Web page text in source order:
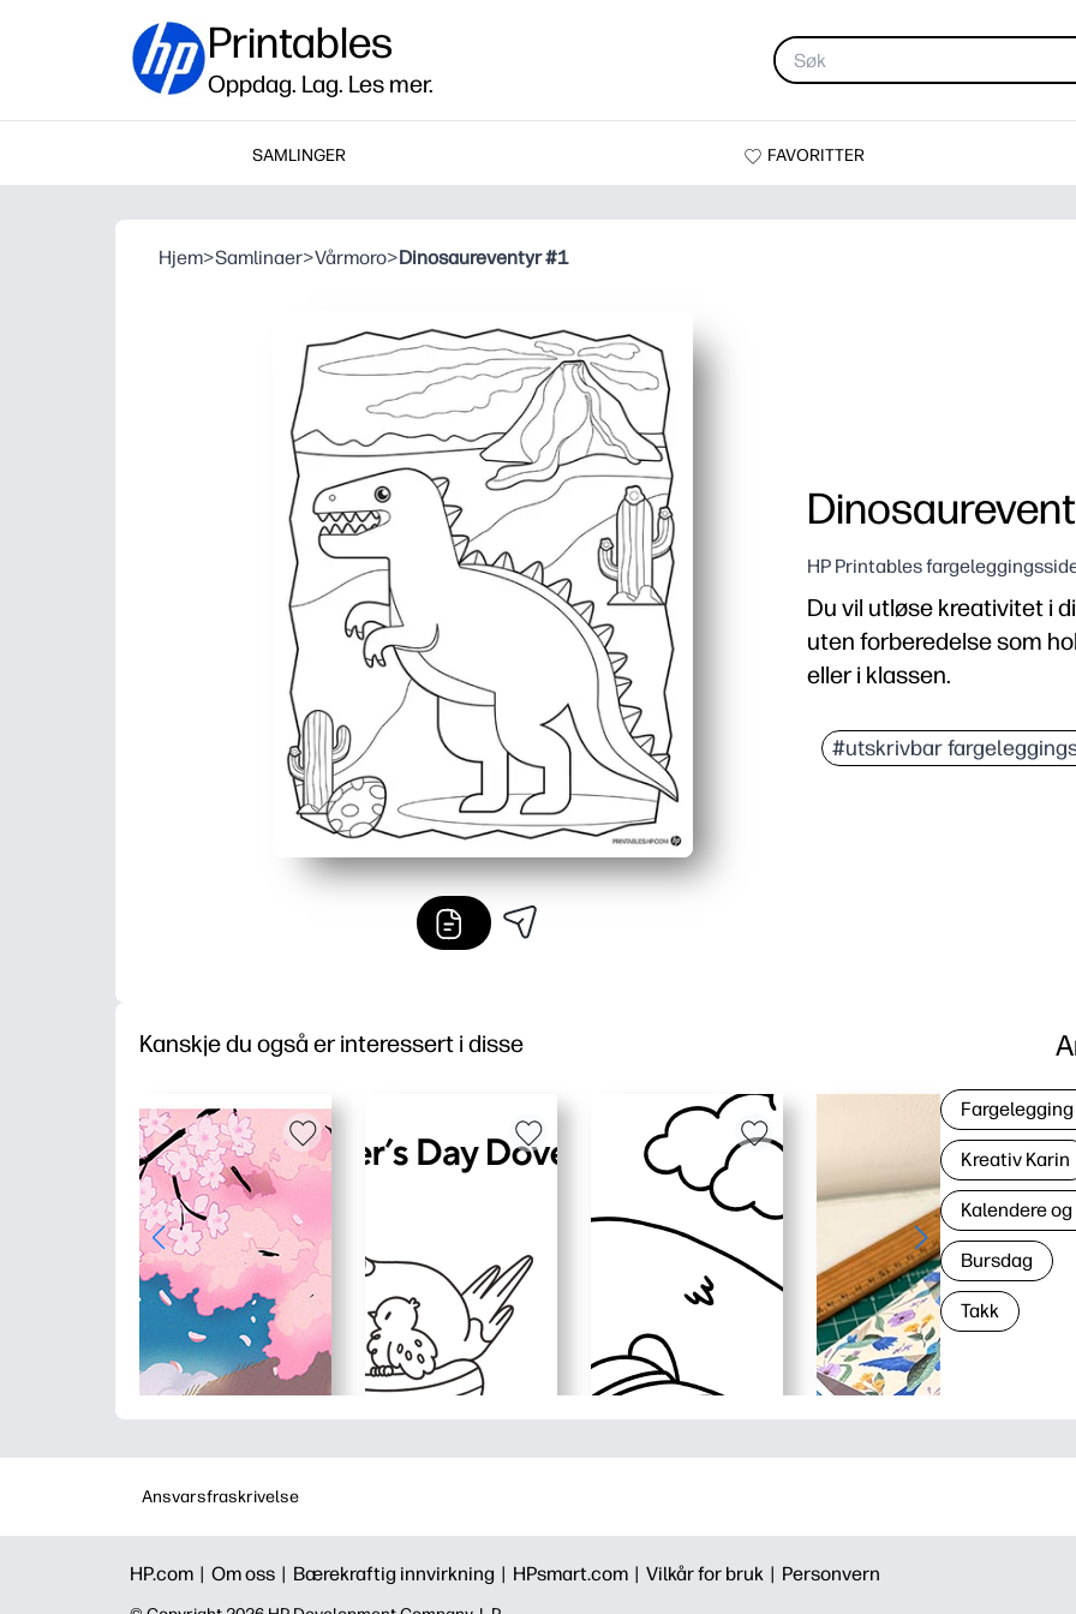
Printables
Oppdag. Lag. Les mer.
SAMLINGER FAVORITTER
Hjem>Samlinaer>Vårmoro>Dinosaureventyr #1
HP Printables
Du vil utløse kreativitet i
uten forberedelse som
eller i klassen.
Trykk og gå praktisk -
#utskrivbar
Kanskje du også er interessert i disse
Kreativ Karin
Kalendere
Bursdag
Takk
Ansvarsfraskrivelse
HP.com | Om oss | Bærekraftig innvirkning | HPsmart.com | Vilkår for bruk | Personvern